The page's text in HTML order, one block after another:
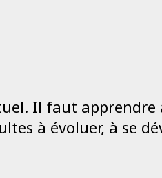
Il faut
à évoluer, à se